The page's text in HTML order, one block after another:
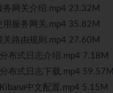
网关介绍.mp4 23.32M
服务网关.mp4 35.82M
路由规则.mp4 27.60M
布式日志介绍.mp4 7.18M
布式日志下载.mp4 59.57M
中文配置.mp4 5.15M